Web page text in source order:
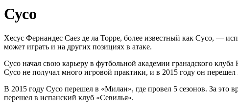
Сусо
Хесус Фернандес Саез де ла Торре, более известный как Сусо, —
может играть и на других позициях в атаке.
Сусо начал свою карьеру в футбольной академии гранадского
Сусо не получал много игровой практики, и в 2015 году он
В 2015 году Сусо перешел в «Милан», где провел 5 сезонов. За это
перешел в испанский клуб «Севилья».